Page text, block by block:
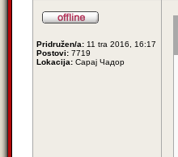
Pridružen/a: 11 tra 2016, 16:17
Postovi: 7719
Lokacija: Сарај Чадор